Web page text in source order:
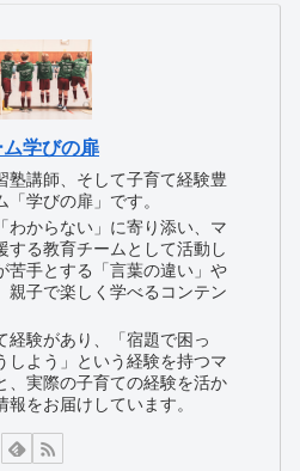
学びの扉
塾講師、そして子育て経験豊
学びの扉」です。
わからない」に寄り添い、マ
する教育チームとして活動し
苦手とする「言葉の違い」や
親子で楽しく学べるコンテン
経験があり、「宿題で困っ
しよう」という経験を持つマ
、実際の子育ての経験を活か
をお届けしています。